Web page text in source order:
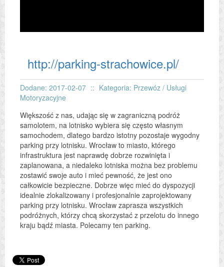
http://parking-strachowice.pl/
Dodane: 2017-02-07 :: Kategoria: Przewóz / Usługi
Motoryzacyjne
Większość z nas, udając się w zagraniczną podróż
samolotem, na lotnisko wybiera się często własnym
samochodem, dlatego bardzo istotny pozostaje wygodny
parking przy lotnisku. Wrocław to miasto, którego
infrastruktura jest naprawdę dobrze rozwinięta i
zaplanowana, a niedaleko lotniska można bez problemu
zostawić swoje auto i mieć pewność, że jest ono
całkowicie bezpieczne. Dobrze więc mieć do dyspozycji
idealnie zlokalizowany i profesjonalnie zaprojektowany
parking przy lotnisku. Wrocław zaprasza wszystkich
podróżnych, którzy chcą skorzystać z przelotu do innego
kraju bądź miasta. Polecamy ten parking.